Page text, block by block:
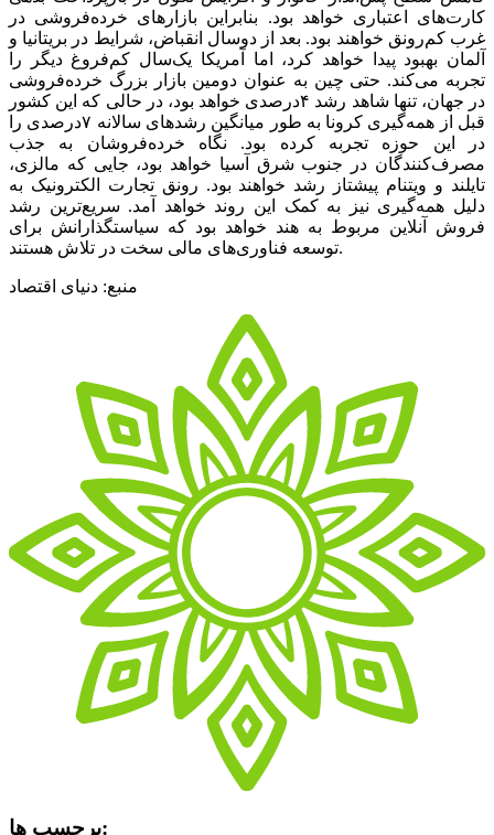
کارت‌‌‌های اعتباری خواهد بود. بنابراین بازارهای خرده‌‌‌فروشی در
غرب کم‌رونق خواهند بود. بعد از دوسال انقباض، شرایط در بریتانیا و
آلمان بهبود پیدا خواهد کرد، اما آمریکا یک‌سال کم‌فروغ دیگر را
تجربه می‌کند. حتی چین به عنوان دومین بازار بزرگ خرده‌‌‌فروشی
در جهان، تنها شاهد رشد ۴درصدی خواهد بود، در حالی که این کشور
قبل از همه‌گیری کرونا به طور میانگین رشد‌‌‌های سالانه ۷درصدی را
در این حوزه تجربه کرده بود. نگاه خرده‌‌‌فروشان به جذب
مصرف‌کنندگان در جنوب شرق آسیا خواهد بود، جایی که مالزی،
تایلند و ویتنام پیشتاز رشد خواهند بود. رونق تجارت الکترونیک به
دلیل همه‌گیری نیز به کمک این روند خواهد آمد. سریع‌‌‌ترین رشد
فروش آنلاین مربوط به هند خواهد بود که سیاستگذارانش برای
توسعه فناوری‌‌‌های مالی سخت در تلاش هستند.
منبع: دنیای اقتصاد
برچسب ها: